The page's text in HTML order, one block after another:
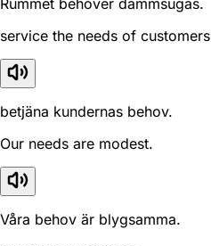
Rummet behöver dammsugas.
service the needs of customers
betjäna kundernas behov.
Our needs are modest.
Våra behov är blygsamma.